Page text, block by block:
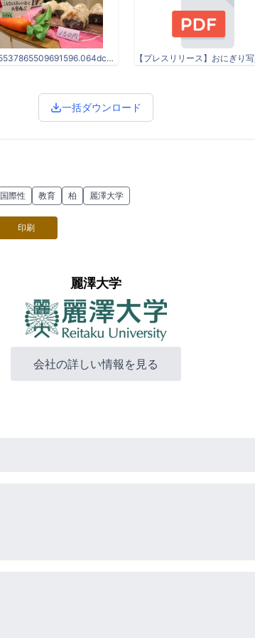
4805537865509691596.064dcdcd2db604799660e5ea0dbfc18b.22101406.jpeg
一括ダウンロード
国際性 教育 柏 麗澤大学
印刷
麗澤大学
会社の詳しい情報を見る